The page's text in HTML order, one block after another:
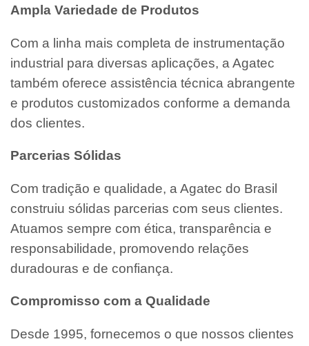
Ampla Variedade de Produtos
Com a linha mais completa de instrumentação
industrial para diversas aplicações, a Agatec
também oferece assistência técnica abrangente
e produtos customizados conforme a demanda
dos clientes.
Parcerias Sólidas
Com tradição e qualidade, a Agatec do Brasil
construiu sólidas parcerias com seus clientes.
Atuamos sempre com ética, transparência e
responsabilidade, promovendo relações
duradouras e de confiança.
Compromisso com a Qualidade
Desde 1995, fornecemos o que nossos clientes